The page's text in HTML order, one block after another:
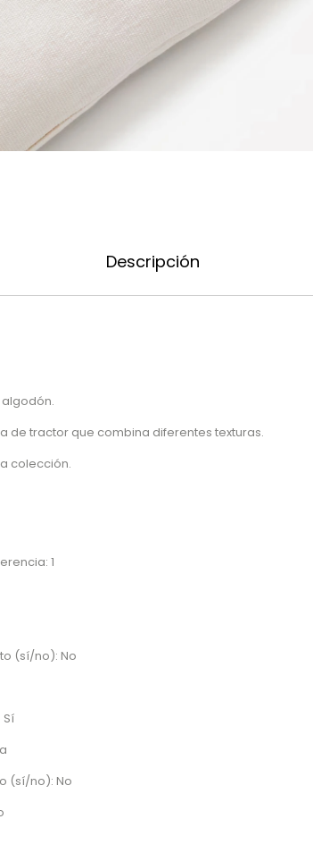
Descripción
de tractor que combina diferentes texturas.
colección.
1
(sí/no): No
(sí/no): No